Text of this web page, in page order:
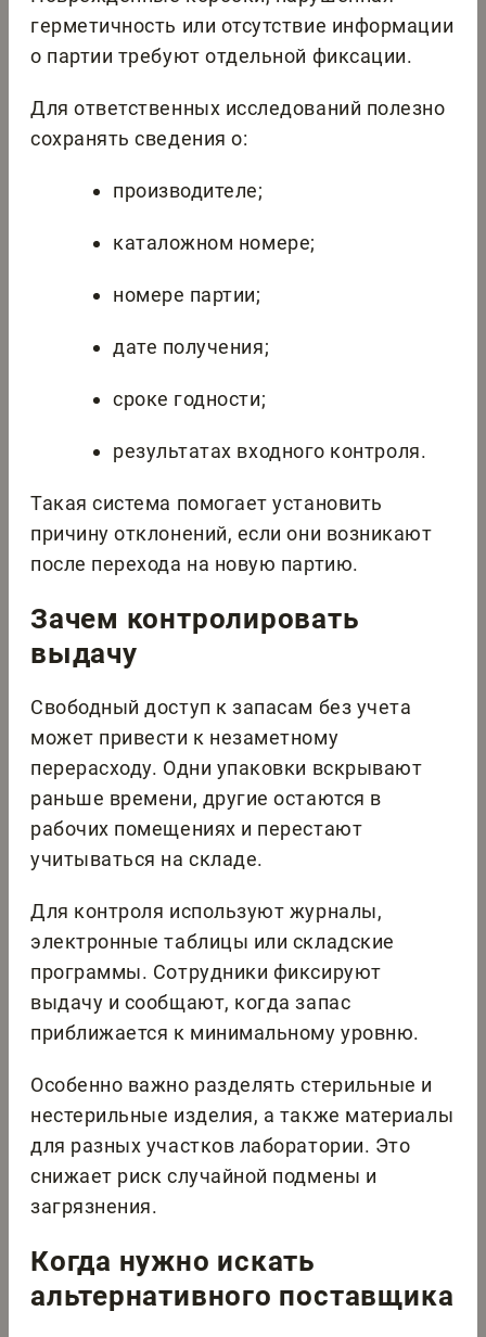
герметичность или отсутствие информации
о партии требуют отдельной фиксации.
Для ответственных исследований полезно
сохранять сведения о:
производителе;
каталожном номере;
номере партии;
дате получения;
сроке годности;
результатах входного контроля.
Такая система помогает установить
причину отклонений, если они возникают
после перехода на новую партию.
Зачем контролировать
выдачу
Свободный доступ к запасам без учета
может привести к незаметному
перерасходу. Одни упаковки вскрывают
раньше времени, другие остаются в
рабочих помещениях и перестают
учитываться на складе.
Для контроля используют журналы,
электронные таблицы или складские
программы. Сотрудники фиксируют
выдачу и сообщают, когда запас
приближается к минимальному уровню.
Особенно важно разделять стерильные и
нестерильные изделия, а также материалы
для разных участков лаборатории. Это
снижает риск случайной подмены и
загрязнения.
Когда нужно искать
альтернативного поставщика